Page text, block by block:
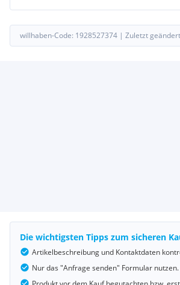
willhaben-Code: 1928527374 | Zuletzt
Die wichtigsten Tipps zum sicheren
Artikelbeschreibung und Kontaktdaten
Nur das "Anfrage senden" Formular